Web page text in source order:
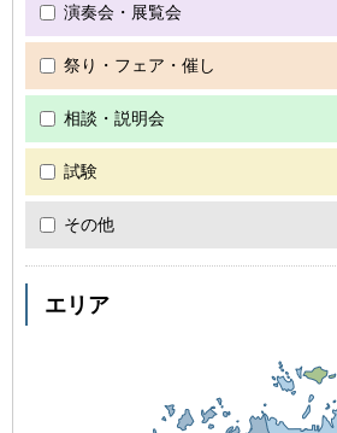
演奏会・展覧会
祭り・フェア・催し
相談・説明会
試験
その他
エリア